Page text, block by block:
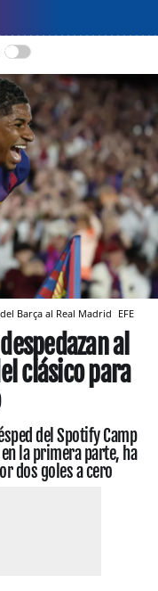
Barça al Real Madrid EFE
al
clásico para
del Spotify Camp
la primera parte, ha
dos goles a cero